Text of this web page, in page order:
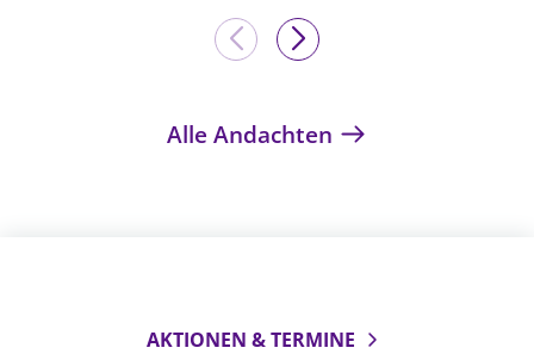
Alle Andachten
AKTIONEN & TERMINE